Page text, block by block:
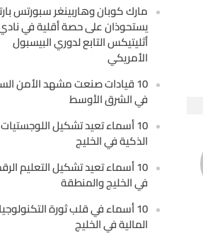
مارك كوبان وهاربينغر سبورتس
يستحوذان على حصة أقلية في
أثليتيكس التابع لدوري البيسبول
الأمريكي
10 قيادات صنعت مشهد الأمن
في الشرق الأوسط
10 أسماء تعيد تشكيل اللوجستيات
الذكية في الخليج
10 أسماء تعيد تشكيل التعليم
في الخليج والمنطقة
10 أسماء في قلب ثورة التكنولوجيا
المالية في الخليج